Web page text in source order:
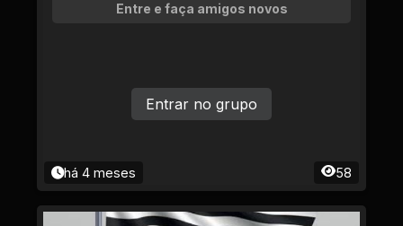
Entre e faça amigos novos
há 4 meses 58
Entrar no grupo